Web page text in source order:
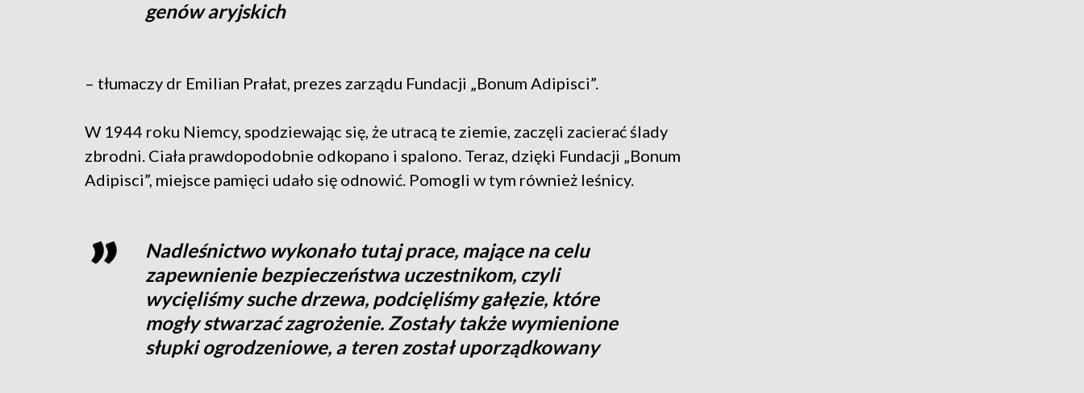
genów aryjskich
– tłumaczy dr Emilian Prałat, prezes zarządu Fundacji „Bonum Adipisci”.
W 1944 roku Niemcy, spodziewając się, że utracą te ziemie, zaczęli zacierać ślady
zbrodni. Ciała prawdopodobnie odkopano i spalono. Teraz, dzięki Fundacji „Bonum
Adipisci”, miejsce pamięci udało się odnowić. Pomogli w tym również leśnicy.
Nadleśnictwo wykonało tutaj prace, mające na celu
zapewnienie bezpieczeństwa uczestnikom, czyli
wycięliśmy suche drzewa, podcięliśmy gałęzie, które
mogły stwarzać zagrożenie. Zostały także wymienione
słupki ogrodzeniowe, a teren został uporządkowany